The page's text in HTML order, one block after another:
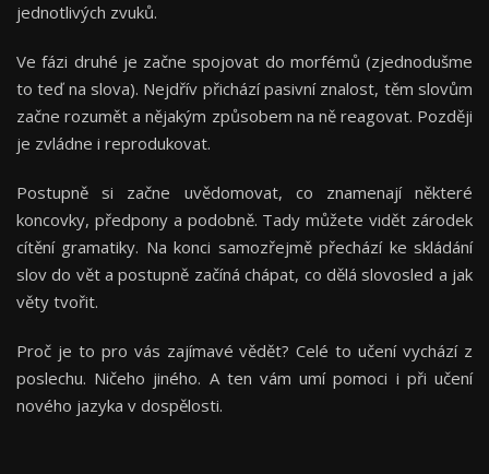
jednotlivých zvuků.
Ve fázi druhé je začne spojovat do morfémů (zjednodušme
to teď na slova). Nejdřív přichází pasivní znalost, těm slovům
začne rozumět a nějakým způsobem na ně reagovat. Později
je zvládne i reprodukovat.
Postupně si začne uvědomovat, co znamenají některé
koncovky, předpony a podobně. Tady můžete vidět zárodek
cítění gramatiky. Na konci samozřejmě přechází ke skládání
slov do vět a postupně začíná chápat, co dělá slovosled a jak
věty tvořit.
Proč je to pro vás zajímavé vědět? Celé to učení vychází z
poslechu. Ničeho jiného. A ten vám umí pomoci i při učení
nového jazyka v dospělosti.